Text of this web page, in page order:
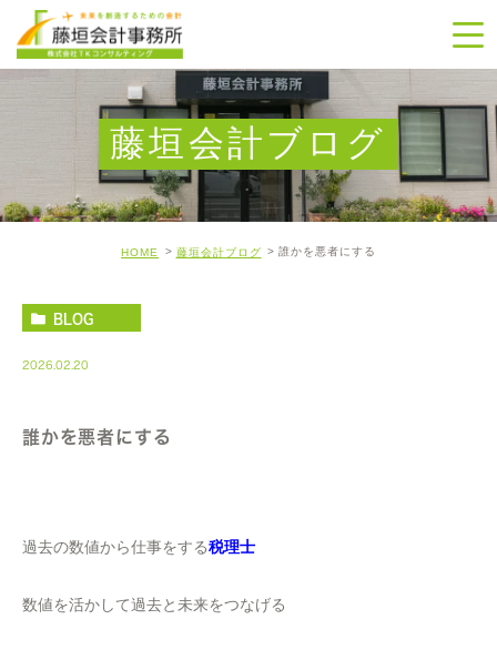
藤垣会計ブログ
HOME 藤垣会計ブログ 誰かを悪者にする
BLOG
2026.02.20
誰かを悪者にする
過去の数値から仕事をする税理士
数値を活かして過去と未来をつなげる